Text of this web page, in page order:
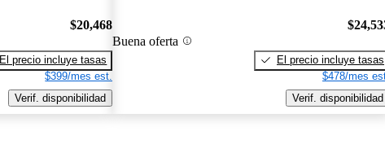
$20,468
El precio incluye tasas
$399/mes est.
Verif. disponibilidad
Buena oferta
El precio incluye tasas
$478/mes
Verif. disponibilidad